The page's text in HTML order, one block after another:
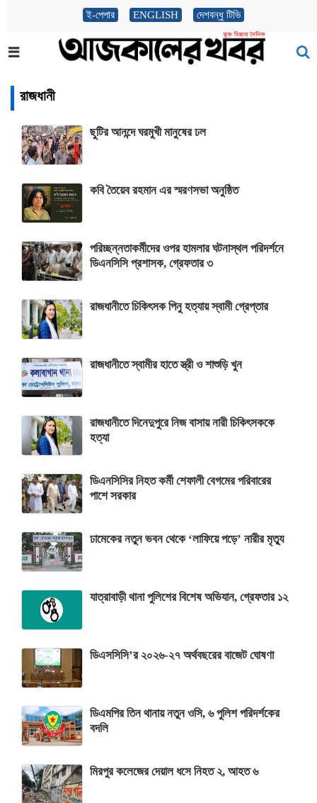
ই-পেপার ENGLISH দেশবন্ধু টিভি
রাজধানী
ছুটির আনন্দে ঘরমুখী মানুষের ঢল
কবি তৈয়েব রহমান এর স্মরণসভা অনুষ্ঠিত
পরিচ্ছন্নতাকর্মীদের ওপর হামলার ঘটনাস্থল পরিদর্শনে
ডিএনসিসি প্রশাসক, গ্রেফতার ৩
রাজধানীতে চিকিৎসক পিনু হত্যায় স্বামী গ্রেপ্তার
রাজধানীতে স্বামীর হাতে স্ত্রী ও শাশুড়ি খুন
রাজধানীতে দিনেদুপুরে নিজ বাসায় নারী চিকিৎসককে
হত্যা
ডিএনসিসির নিহত কর্মী শেফালী বেগমের পরিবারের
পাশে সরকার
ঢামেকের নতুন ভবন থেকে ‘লাফিয়ে পড়ে’ নারীর মৃত্যু
যাত্রাবাড়ী থানা পুলিশের বিশেষ অভিযান, গ্রেফতার ১২
ডিএসসিসি’র ২০২৬-২৭ অর্থবছরের বাজেট ঘোষণা
ডিএমপির তিন থানায় নতুন ওসি, ৬ পুলিশ পরিদর্শকের
বদলি
মিরপুর কলেজের দেয়াল ধসে নিহত ২, আহত ৬